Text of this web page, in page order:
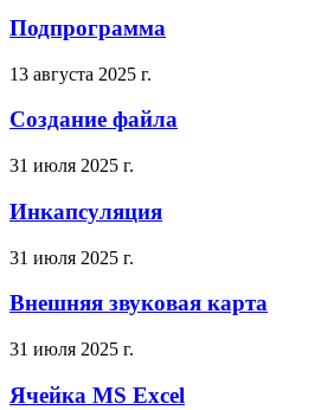
Подпрограмма
13 августа 2025 г.
Создание файла
31 июля 2025 г.
Инкапсуляция
31 июля 2025 г.
Внешняя звуковая карта
31 июля 2025 г.
Ячейка MS Excel